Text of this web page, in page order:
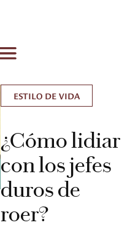
ESTILO DE VIDA
¿Cómo lidiar
con los jefes
duros de
roer?